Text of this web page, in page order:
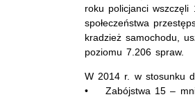
roku policjanci
społeczeństwa
kradzież samochodu,
poziomu 7.206 spraw.
W 2014 r. w stosunku
• Zabójstwa 15 –